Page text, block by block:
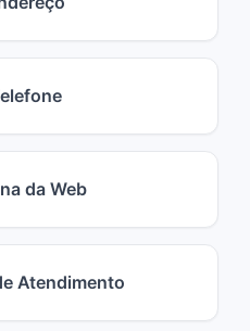
da Web
Atendimento